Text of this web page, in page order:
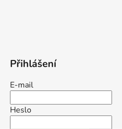
Přihlášení
E-mail
Heslo